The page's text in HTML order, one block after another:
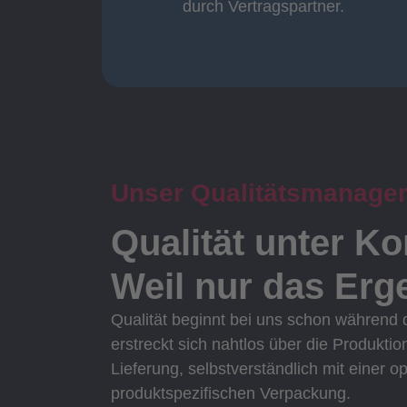
durch Vertragspartner.
durch Vertragspartner
Unser
Qualität unter
Weil nur das
Qualität beginnt bei uns schon während
erstreckt sich nahtlos über die
Lieferung, selbstverständlich mit einer
produktspezifischen Verpackung.